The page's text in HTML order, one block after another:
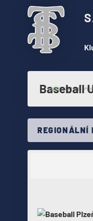
Baseball
REGIONÁLNÍ